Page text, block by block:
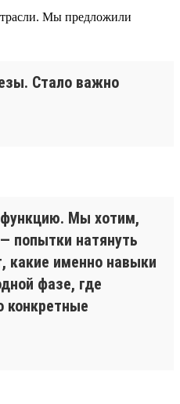
Мы предложили
Стало важно
функцию. Мы хотим,
попытки натянуть
какие именно навыки
фазе, где
конкретные